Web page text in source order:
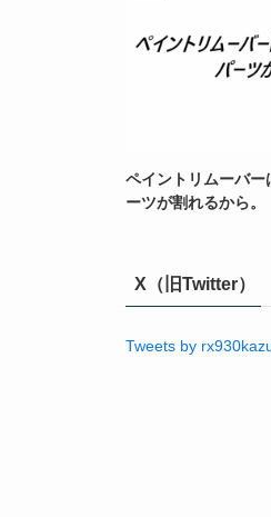
ペイントリムーバ
ーツが割れるから。
X（旧Twitter）
Tweets by